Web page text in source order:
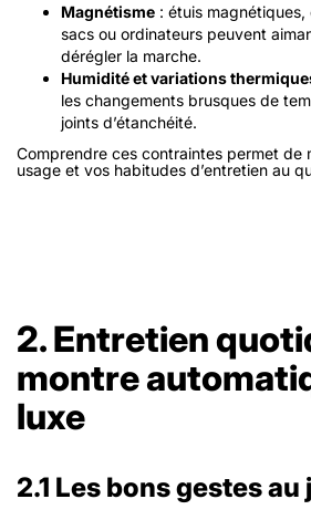
Magnétisme : étuis
sacs ou ordinateurs peuvent
dérégler la marche.
Humidité et variations
les changements brusques de
joints d’étanchéité.
Comprendre ces contraintes permet de
usage et vos habitudes d’entretien au
2. Entretien
montre
luxe
2.1 Les bons gestes